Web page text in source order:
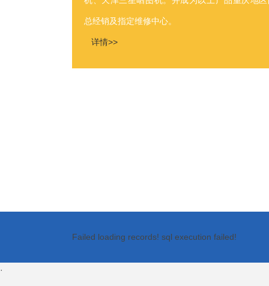
总经销及指定维修中心。
详情>>
Failed loading records! sql execution failed!
·